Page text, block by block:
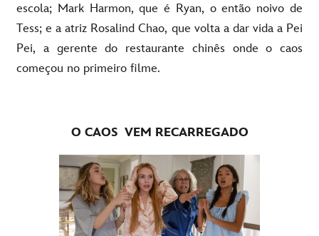
escola; Mark Harmon, que é Ryan, o então noivo de
Tess; e a atriz Rosalind Chao, que volta a dar vida a Pei
Pei, a gerente do restaurante chinês onde o caos
começou no primeiro filme.
O CAOS VEM RECARREGADO